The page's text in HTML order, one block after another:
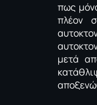
πως
πλέον
μετά